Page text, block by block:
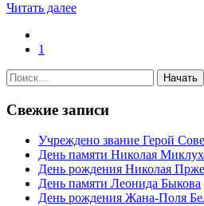
Читать далее
1
Свежие записи
Учреждено звание Герой
День памяти Николая
День рождения Николая
День памяти Леонида Быкова
День рождения Жана-Поля